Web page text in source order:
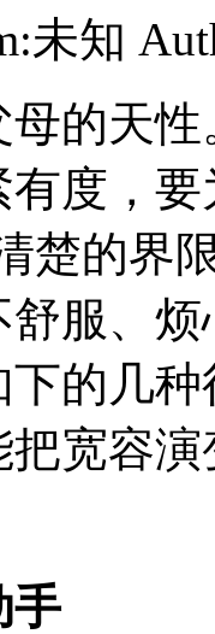
未知
的天性
度，
楚的界
服、
下的几
把宽容
手